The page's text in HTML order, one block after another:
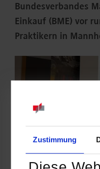
Zustimmung
Bundesverbandes
Einkauf (BME) vor
Praktikern in